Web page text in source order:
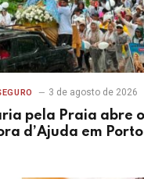
3 de agosto de 2026
pela Praia abre
d’Ajuda em